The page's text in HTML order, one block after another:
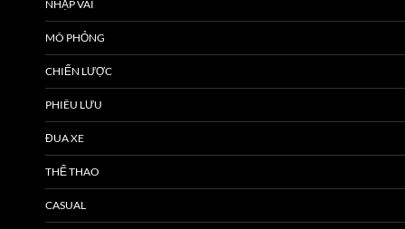
NHẬP VAI
MÔ PHỎNG
CHIẾN LƯỢC
PHIÊU LƯU
ĐUA XE
THỂ THAO
CASUAL